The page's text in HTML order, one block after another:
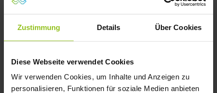
Zustimmung Details Über Cookies
Diese Webseite verwendet Cookies
Wir verwenden Cookies, um Inhalte und Anzeigen zu
personalisieren, Funktionen für soziale Medien anbieten